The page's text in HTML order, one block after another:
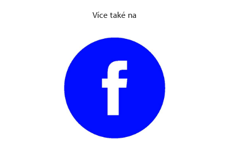
Více také na